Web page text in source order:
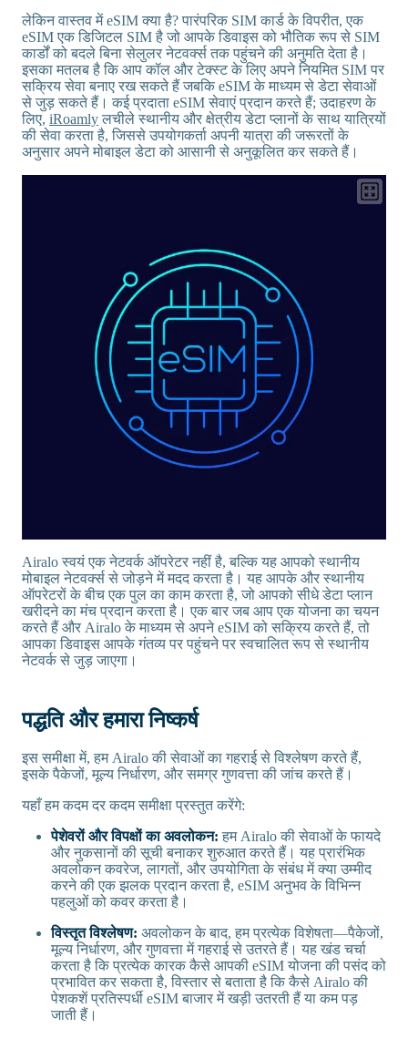
लेकिन वास्तव में eSIM क्या है? पारंपरिक SIM कार्ड के विपरीत, एक
eSIM एक डिजिटल SIM है जो आपके डिवाइस को भौतिक रूप से SIM
कार्डों को बदले बिना सेलुलर नेटवर्क्स तक पहुंचने की अनुमति देता है।
इसका मतलब है कि आप कॉल और टेक्स्ट के लिए अपने नियमित SIM पर
सक्रिय सेवा बनाए रख सकते हैं जबकि eSIM के माध्यम से डेटा सेवाओं
से जुड़ सकते हैं। कई प्रदाता eSIM सेवाएं प्रदान करते हैं; उदाहरण के
लिए, iRoamlyलचीले स्थानीय और क्षेत्रीय डेटा प्लानों के साथ यात्रियों
की सेवा करता है, जिससे उपयोगकर्ता अपनी यात्रा की जरूरतों के
अनुसार अपने मोबाइल डेटा को आसानी से अनुकूलित कर सकते हैं।
Airalo स्वयं एक नेटवर्क ऑपरेटर नहीं है, बल्कि यह आपको स्थानीय
मोबाइल नेटवर्क्स से जोड़ने में मदद करता है। यह आपके और स्थानीय
ऑपरेटरों के बीच एक पुल का काम करता है, जो आपको सीधे डेटा प्लान
खरीदने का मंच प्रदान करता है। एक बार जब आप एक योजना का चयन
करते हैं और Airalo के माध्यम से अपने eSIM को सक्रिय करते हैं, तो
आपका डिवाइस आपके गंतव्य पर पहुंचने पर स्वचालित रूप से स्थानीय
नेटवर्क से जुड़ जाएगा।
पद्धति और हमारा निष्कर्ष
इस समीक्षा में, हम Airalo की सेवाओं का गहराई से विश्लेषण करते हैं,
इसके पैकेजों, मूल्य निर्धारण, और समग्र गुणवत्ता की जांच करते हैं।
यहाँ हम कदम दर कदम समीक्षा प्रस्तुत करेंगे:
पेशेवरों और विपक्षों का अवलोकन:हम Airalo की सेवाओं के फायदे
और नुकसानों की सूची बनाकर शुरुआत करते हैं। यह प्रारंभिक
अवलोकन कवरेज, लागतों, और उपयोगिता के संबंध में क्या उम्मीद
करने की एक झलक प्रदान करता है, eSIM अनुभव के विभिन्न
पहलुओं को कवर करता है।
विस्तृत विश्लेषण: अवलोकन के बाद, हम प्रत्येक विशेषता—पैकेजों,
मूल्य निर्धारण, और गुणवत्ता में गहराई से उतरते हैं। यह खंड चर्चा
करता है कि प्रत्येक कारक कैसे आपकी eSIM योजना की पसंद को
प्रभावित कर सकता है, विस्तार से बताता है कि कैसे Airalo की
पेशकशें प्रतिस्पर्धी eSIM बाजार में खड़ी उतरती हैं या कम पड़
जाती हैं।